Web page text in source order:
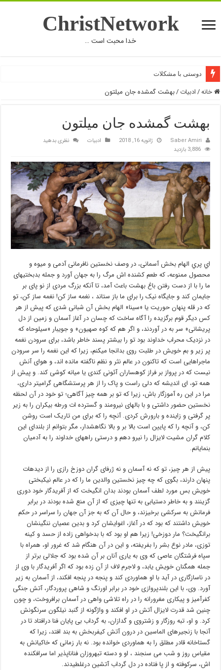
ChristNetwork
خدا محبت است …
دوستی با مشکلات
خانه/ادبیات /بهشت گمشده جان میلتون
بهشت گمشده جان میلتون
Saber Amiri ژانویه 16, 2018 ادبیات
نظری بدهید
3,886 بازدید
اي پري الهام بخش آسمانی، در وصف نخستین نافرمانی آدمی و میوه و
محصول ممنوعه، که طعم کشنده اش مرگ را به جهان آورد و جمله بدبختیهای
ما را با از دست رفتن باغ بهشت باعث آمد، تا آنکه بزرگ مردی از نو پای بر
جایمان کند و جایگاه نیک را برای ما باز ستاند ، نغمه ساز کن! نغمه ساز کن، تو
که در قله پنهان حوریت یا «سينا» الهام بخش آن شبانی شدی که پیش از هر
کس دیگر قوم برگزیده را آگاه ساخت که چسان در آغاز آسمان و زمین از دل
پریشانی» سر به در آوردند، و اگر هم که کوه صهیون» و جویبار «سیلوحاه که
در نزدیک محراب خداوند بود تو را بیشتر پسند خاطر باشد، برای سرودن نغمه
پر زیر و بم خویش در طلبت روی بدانجا میکنم، زیرا که این نغمه را سر سرودن
ماجراهایی است که تاکنون در عالم نثر و نظم ناگفته مانده اند، و هوای آنش
نیست که در پرواز بر فراز کوهساران آئونی کندی یا میانه کوشی کند. و پیش از
همه تو، ای اندیشه که دلی راست و پاک را از هر پرستشگاهی گرامیتر داری،
مرا در این ره آموزگار باش، زیرا که تو بر همه چیز آگاهی؛ تو خود در آن لحظه
نخستین حضور داشتی و با بالهای نیرومند و گسترده ات ورطه بیکران را به زیر
پر گرفتی و زاینده و بارورش کردی. آنچه را که برای من تاریک است روشن
کن، و آنچه را که پایین است بالا بر و بالا نگاهشدار، مگر بتوانم از بلندای این
کلام گران مشیت لايزال را نیرو دهم و درستی راههای خداوند را به آدمیان
بنمایانم.
پیش از هر چیز، تو که نه آسمان و نه ژرفای گران دوزخ رازی را از دیدهات
پنهان دارند، بگوی که چه چیز نخستین والدین ما را که در عالم نیکبختی
خویش بس مورد لطف آسمان بودند بدان انگیخت که از آفریدگار خود دوری
گزینند و به خاطر دستیابی به تنها چیزی که از آن منع شده بودند در برابر
فرمانش به سرکشی برخیزند، و حال آن که به جز آن جهان را سراسر در حکم
خویش داشتند که بود که در آغاز، اغوایشان کرد و بدین عصيان ننگینشان
برانگیخت؟ مار دوزخی! زیرا هم او بود که با بدخواهی زاده از حسد و کینه
توزی، مادر نوع بشر را بفریفته، و این در آن هنگام شد که غرور او، همراه با
سپاه فرشتگان عاصی که وی به یاری آنان بر آن شده بود که جلالی برتر از
جمله همگنان خویش یابد، و لاجرم لاف از آن زده بود که اگر آفریدگار با وی از
در ناسازگاری در آید با او هماوردی کند و پنجه در پنجه افکند، از آسمان به زیر
آورد. وی، با این بلندپروازی خود در برابر اورنگ و شاهی پروردگار، آتش جنگی
کفرآمیز و پیکاری مغرورانه را در راه تلاشی واهی در آسمان برافروخت، و چون
چنین شد قدرت لایزال آتش در او افکند و واژگونه از گنبد نیلگون سرنگونش
کرد. و او، تبه روزگار و زشتروی و گدازان، به گرداب بی پایان فنا درافتاد تا در
آنجا با زنجیرهای الماسین در درون آتش کیفربخش به بند افتد، زیرا که
گستاخانه قادر مطلق را به هماوردی خوانده بود. نه بار زمانی که خاکیانش به
مقیاس روز و شب می سنجند ، او و دسته تبهروزان فناناپذیر اما سرافکنده
اش، سرکوفته و از پا فتاده در دل گرداب آتشین درغلطیدند.